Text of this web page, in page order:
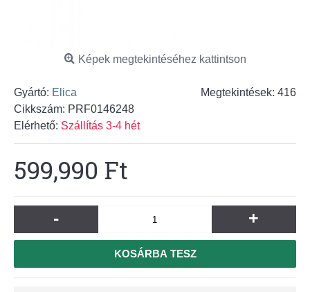
Képek megtekintéséhez kattintson
Megtekintések: 416
Gyártó: Elica
Cikkszám: PRF0146248
Elérhető: Szállítás 3-4 hét
599,990 Ft
- +
KOSÁRBA TESZ